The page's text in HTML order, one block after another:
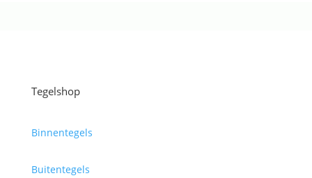
Tegelshop
Binnentegels
Buitentegels